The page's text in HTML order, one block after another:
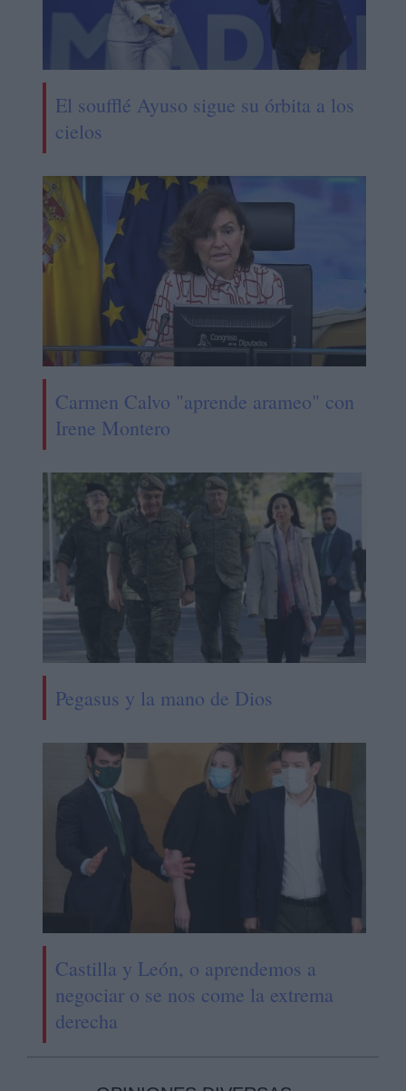
El soufflé Ayuso sigue su órbita a los
cielos
Carmen Calvo "aprende arameo" con
Irene Montero
Pegasus y la mano de Dios
Castilla y León, o aprendemos a
negociar o se nos come la extrema
derecha